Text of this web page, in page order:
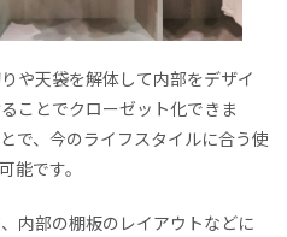
や天袋を解体して内部をデザイ
ことでクローゼット化できま
で、今のライフスタイルに合う使
能です。
内部の棚板のレイアウトなどに